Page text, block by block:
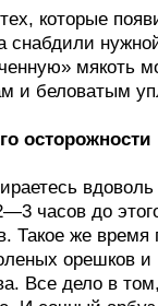
которые
снабдили
мякоть
и беловатым
осторожности
часов до
Такое же
орешков и
Все дело в